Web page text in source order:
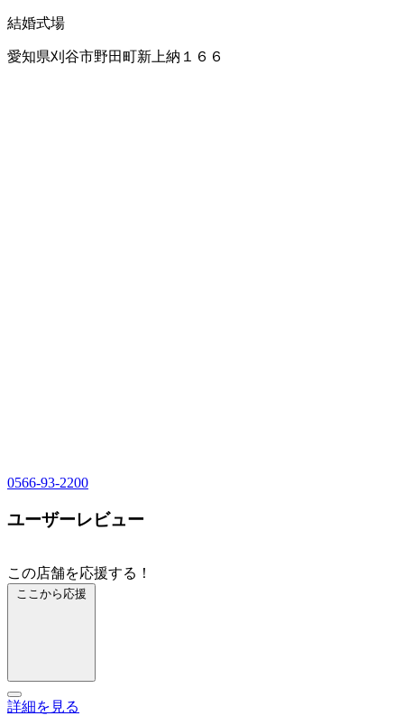
結婚式場
愛知県刈谷市野田町新上納１６６
0566-93-2200
ユーザーレビュー
この店舗を応援する！
ここから応援
詳細を見る